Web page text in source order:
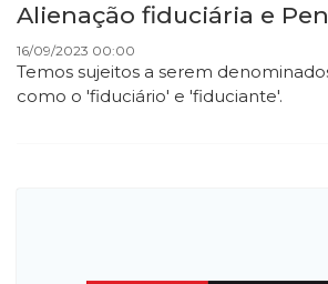
Alienação fiduciária e
16/09/2023 00:00
Temos sujeitos a serem
como o 'fiduciário' e 'fiduciante'.